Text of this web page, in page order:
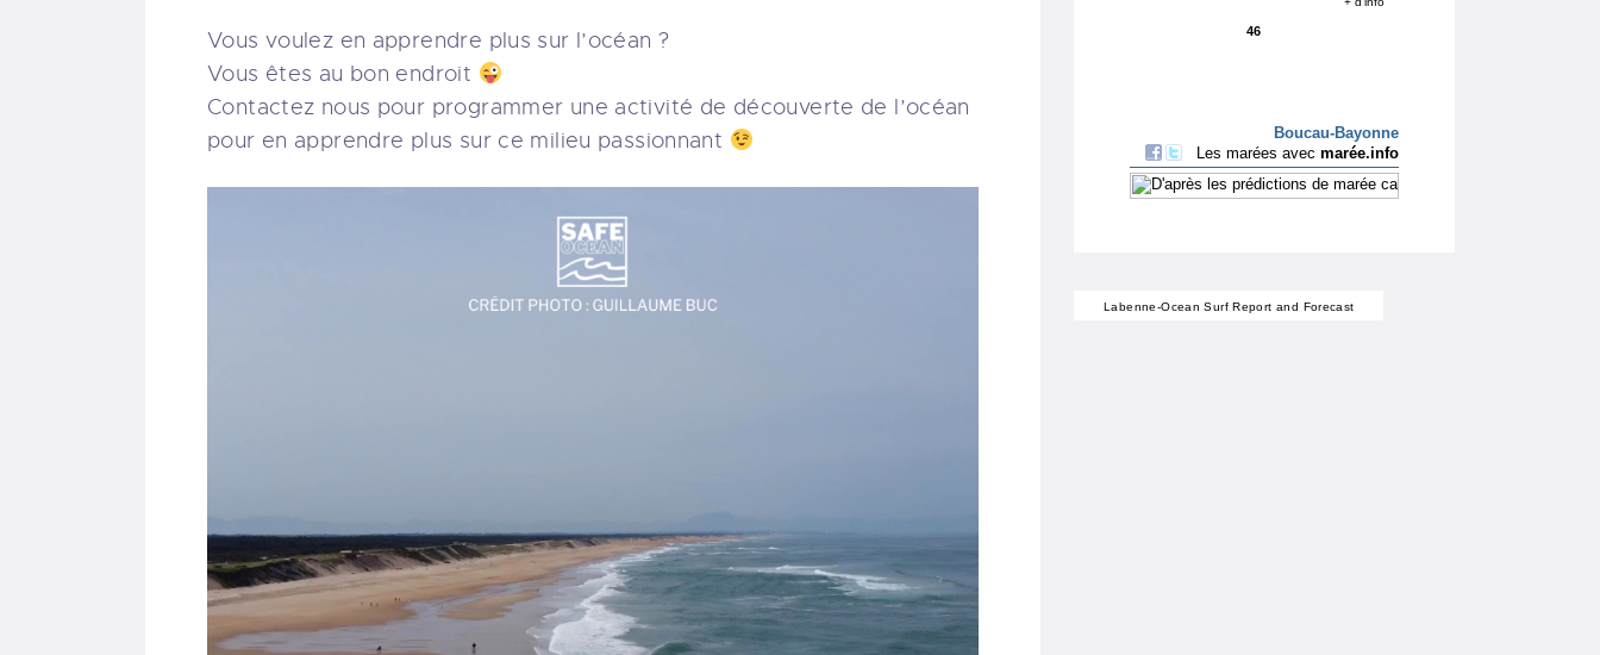
Vous voulez en apprendre plus sur l’océan ?
Vous êtes au bon endroit
Contactez nous pour programmer une activité de découverte de l’océan
pour en apprendre plus sur ce milieu passionnant
Labenne-Ocean Surf Report and Forecast